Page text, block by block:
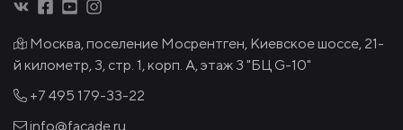
Москва, поселение Мосрентген, Киевское шоссе, 21-
й километр, 3, стр. 1, корп. А, этаж 3 "БЦ G-10"
+7 495 179-33-22
info@facade.ru